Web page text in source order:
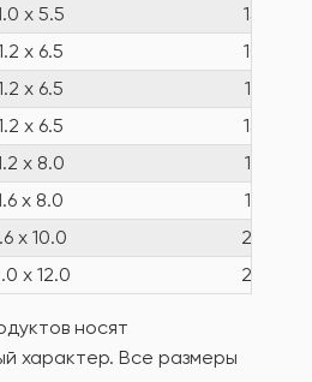
x 5.5
150
x 6.5
100
x 6.5
125
x 6.5
150
x 8.0
175
x 8.0
175
x 10.0
200
x 12.0 250
носят
характер. Все размеры